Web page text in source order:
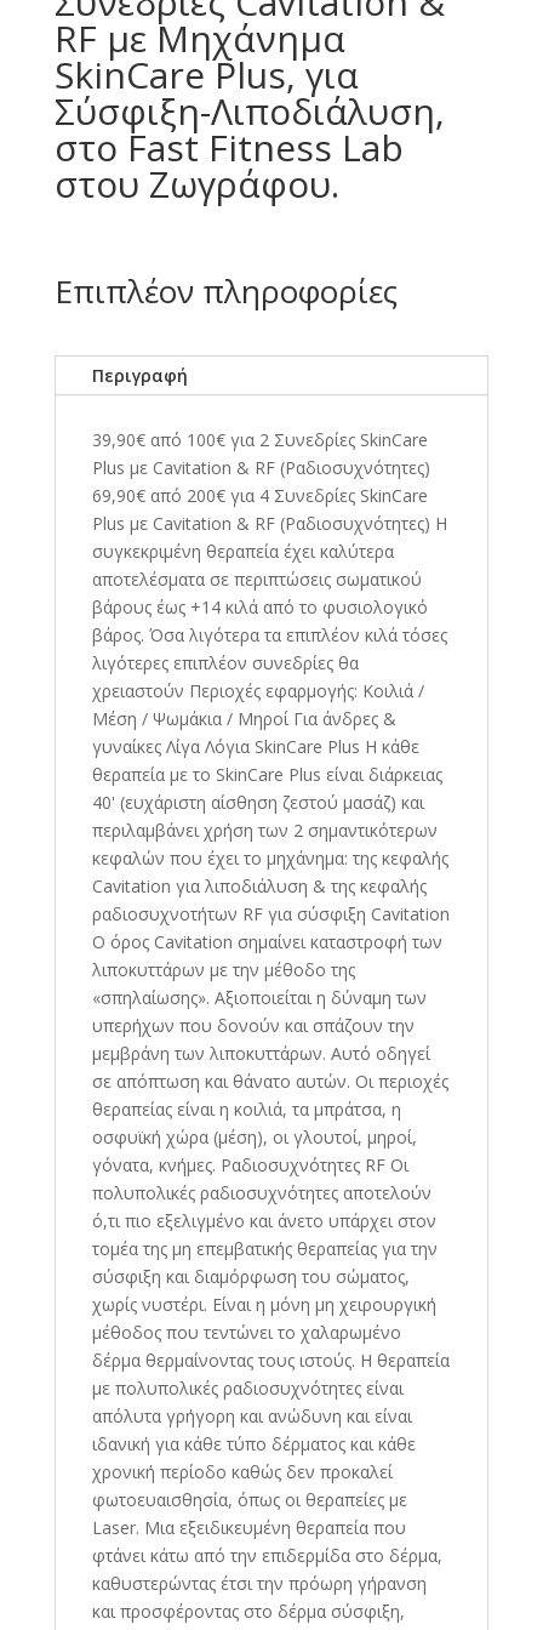
RF με Μηχάνημα
SkinCare Plus, για
Σύσφιξη-Λιποδιάλυση,
στο Fast Fitness Lab
στου Ζωγράφου.
Επιπλέον πληροφορίες
Περιγραφή
39,90€ από 100€ για 2 Συνεδρίες SkinCare
Plus με Cavitation & RF (Ραδιοσυχνότητες)
69,90€ από 200€ για 4 Συνεδρίες SkinCare
Plus με Cavitation & RF (Ραδιοσυχνότητες) Η
συγκεκριμένη θεραπεία έχει καλύτερα
αποτελέσματα σε περιπτώσεις σωματικού
βάρους έως +14 κιλά από το φυσιολογικό
βάρος. Όσα λιγότερα τα επιπλέον κιλά τόσες
λιγότερες επιπλέον συνεδρίες θα
χρειαστούν Περιοχές εφαρμογής: Κοιλιά /
Μέση / Ψωμάκια / Μηροί Για άνδρες &
γυναίκες Λίγα Λόγια SkinCare Plus Η κάθε
θεραπεία με το SkinCare Plus είναι διάρκειας
40' (ευχάριστη αίσθηση ζεστού μασάζ) και
περιλαμβάνει χρήση των 2 σημαντικότερων
κεφαλών που έχει το μηχάνημα: της κεφαλής
Cavitation για λιποδιάλυση & της κεφαλής
ραδιοσυχνοτήτων RF για σύσφιξη Cavitation
Ο όρος Cavitation σημαίνει καταστροφή των
λιποκυττάρων με την μέθοδο της
«σπηλαίωσης». Αξιοποιείται η δύναμη των
υπερήχων που δονούν και σπάζουν την
μεμβράνη των λιποκυττάρων. Αυτό οδηγεί
σε απόπτωση και θάνατο αυτών. Οι περιοχές
θεραπείας είναι η κοιλιά, τα μπράτσα, η
οσφυϊκή χώρα (μέση), οι γλουτοί, μηροί,
γόνατα, κνήμες. Ραδιοσυχνότητες RF Οι
πολυπολικές ραδιοσυχνότητες αποτελούν
ό,τι πιο εξελιγμένο και άνετο υπάρχει στον
τομέα της μη επεμβατικής θεραπείας για την
σύσφιξη και διαμόρφωση του σώματος,
χωρίς νυστέρι. Είναι η μόνη μη χειρουργική
μέθοδος που τεντώνει το χαλαρωμένο
δέρμα θερμαίνοντας τους ιστούς. Η θεραπεία
με πολυπολικές ραδιοσυχνότητες είναι
απόλυτα γρήγορη και ανώδυνη και είναι
ιδανική για κάθε τύπο δέρματος και κάθε
χρονική περίοδο καθώς δεν προκαλεί
φωτοευαισθησία, όπως οι θεραπείες με
Laser. Μια εξειδικευμένη θεραπεία που
φτάνει κάτω από την επιδερμίδα στο δέρμα,
καθυστερώντας έτσι την πρόωρη γήρανση
και προσφέροντας στο δέρμα σύσφιξη,